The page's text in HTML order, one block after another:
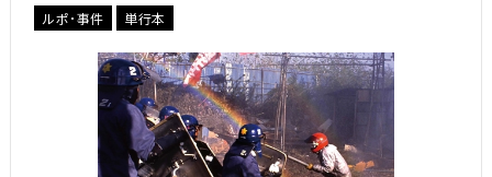
ルポ･事件 単行本